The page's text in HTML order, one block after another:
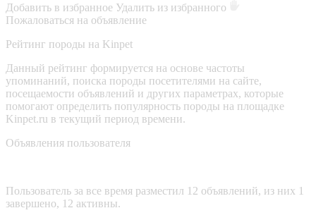
Добавить в избранное Удалить из избранного
Пожаловаться на объявление
Рейтинг породы на Kinpet
Данный рейтинг формируется на основе частоты
упоминаний, поиска породы посетителями на сайте,
посещаемости объявлений и других параметрах, которые
помогают определить популярность породы на площадке
Kinpet.ru в текущий период времени.
Объявления пользователя
Пользователь за все время разместил 12 объявлений, из них 1
завершено, 12 активны.